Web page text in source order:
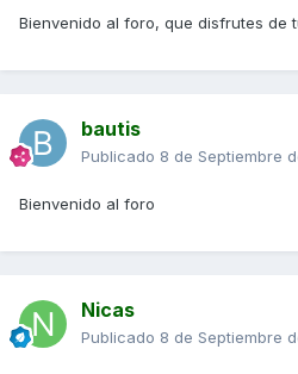
Bienvenido al foro, que disfrutes de
bautis
Publicado 8 de Septiembre
Bienvenido al foro
Nicas
Publicado 8 de Septiembre